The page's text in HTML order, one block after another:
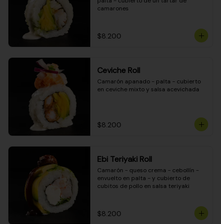
camarones
$8.200
Ceviche Roll
Camarón apanado - palta - cubierto
en ceviche mixto y salsa acevichada
$8.200
Ebi Teriyaki Roll
Camarón - queso crema - cebollín -
envuelto en palta - y cubierto de
cubitos de pollo en salsa teriyaki
$8.200